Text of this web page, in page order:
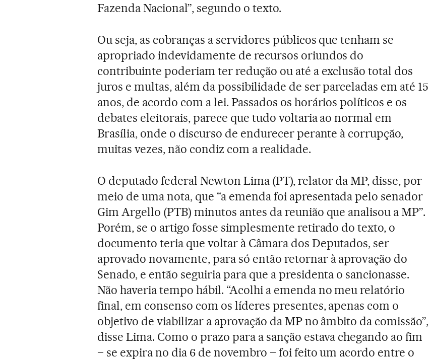
Fazenda Nacional”, segundo o texto.
Ou seja, as cobranças a servidores públicos que tenham se
apropriado indevidamente de recursos oriundos do
contribuinte poderiam ter redução ou até a exclusão total dos
juros e multas, além da possibilidade de ser parceladas em até 15
anos, de acordo com a lei. Passados os horários políticos e os
debates eleitorais, parece que tudo voltaria ao normal em
Brasília, onde o discurso de endurecer perante à corrupção,
muitas vezes, não condiz com a realidade.
O deputado federal Newton Lima (PT), relator da MP, disse, por
meio de uma nota, que “a emenda foi apresentada pelo senador
Gim Argello (PTB) minutos antes da reunião que analisou a MP”.
Porém, se o artigo fosse simplesmente retirado do texto, o
documento teria que voltar à Câmara dos Deputados, ser
aprovado novamente, para só então retornar à aprovação do
Senado, e então seguiria para que a presidenta o sancionasse.
Não haveria tempo hábil. “Acolhi a emenda no meu relatório
final, em consenso com os líderes presentes, apenas com o
objetivo de viabilizar a aprovação da MP no âmbito da comissão”,
disse Lima. Como o prazo para a sanção estava chegando ao fim
– se expira no dia 6 de novembro – foi feito um acordo entre o